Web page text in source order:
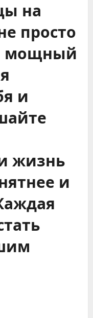
на
просто
мощный
и
жизнь
и